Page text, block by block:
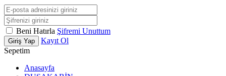
Beni Hatırla Şifremi Unuttum
Giriş Yap
Kayıt Ol
Sepetim
Anasayfa